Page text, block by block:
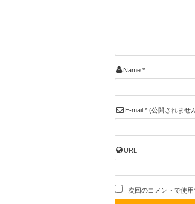
Name *
E-mail *(公開されませ
URL
次回のコメントで使